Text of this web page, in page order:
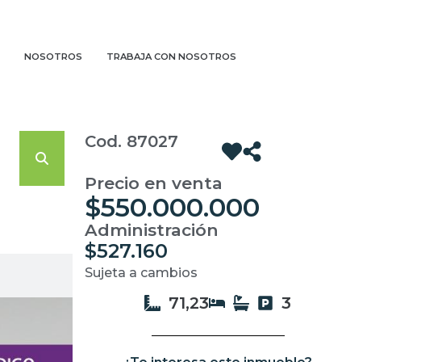
NOSOTROS TRABAJA CON NOSOTROS
Cod. 87027
Precio en venta
$550.000.000
Administración
$527.160
Sujeta a cambios
71,23 3